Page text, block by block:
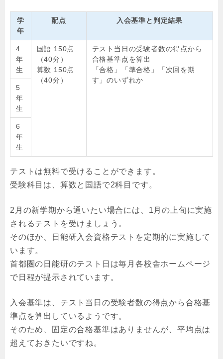
学
年
配点 入会基準と判定結果
4
年
生
国語 150点
（40分）
算数 150点
（40分）
テスト当日の受験者数の得点から
合格基準点を算出
「合格」「準合格」「次回を期
す」のいずれか
5
年
生
6
年
生
テストは無料で受けることができます。
受験科目は、算数と国語で2科目です。
2月の新学期から通いたい場合には、1月の上旬に実施
されるテストを受けましょう。
そのほか、日能研入会資格テストを定期的に実施して
います。
首都圏の日能研のテスト日は毎月各校舎ホームページ
で日程が提示されています。
入会基準は、テスト当日の受験者数の得点から合格基
準点を算出しているようです。
そのため、固定の合格基準はありませんが、平均点は
超えておきたいですね。